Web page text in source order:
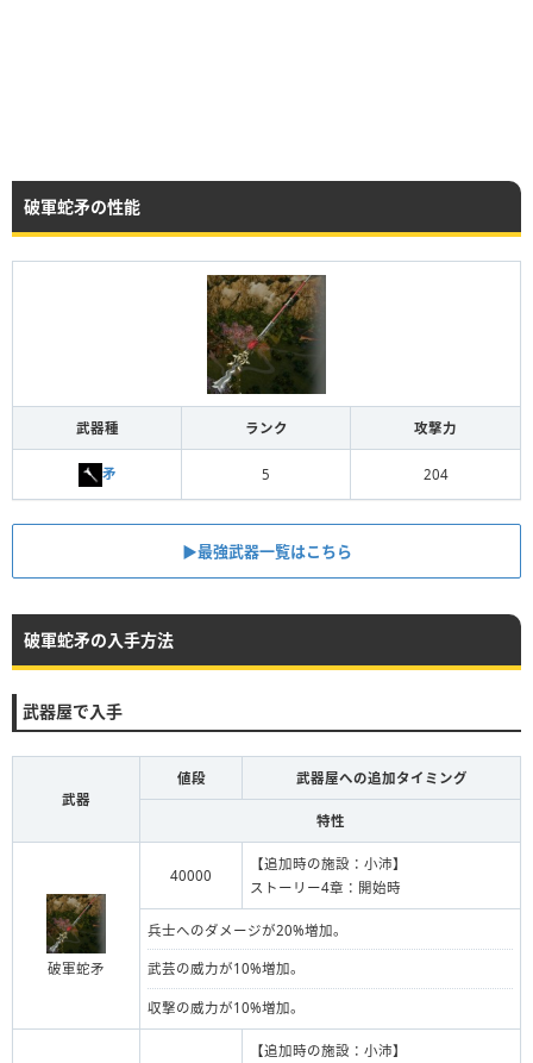
破軍蛇矛の性能
武器種 ランク 攻撃力
矛 5 204
▶︎最強武器一覧はこちら
破軍蛇矛の入手方法
武器屋で入手
武器
値段 武器屋への追加タイミング
特性
破軍蛇矛
40000
【追加時の施設：小沛】
ストーリー4章：開始時
兵士へのダメージが20%増加。
武芸の威力が10%増加。
収撃の威力が10%増加。
【追加時の施設：小沛】